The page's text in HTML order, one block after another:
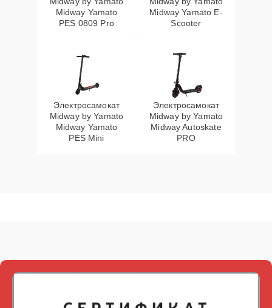
Midway Yamato
PES 0809 Pro
Midway Yamato E-
Scooter
Электросамокат
Midway by Yamato
Midway Yamato
PES Mini
Электросамокат
Midway by Yamato
Midway Autoskate
PRO